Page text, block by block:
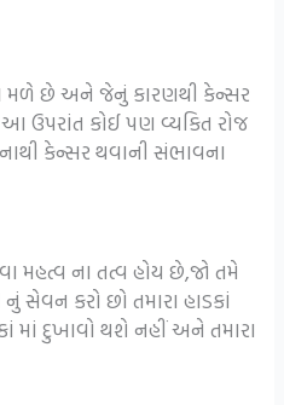
છે અને જેનું કારણથી કેન્સર
ઉપરાંત કોઈ પણ વ્યકિત રોજ
કેન્સર થવાની સંભાવના
મહત્વ ના તત્વ હોય છે,જો તમે
સેવન કરો છો તમારા હાડકાં
માં દુખાવો થશે નહીં અને તમારા